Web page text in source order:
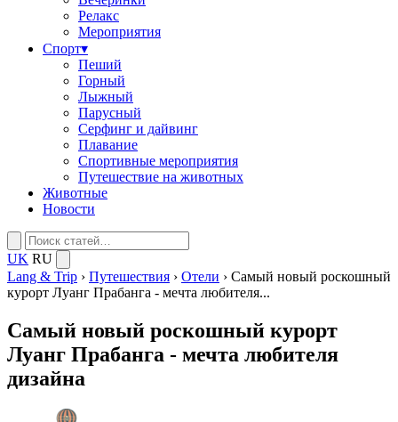
Релакс
Мероприятия
Спорт▾
Пеший
Горный
Лыжный
Парусный
Серфинг и дайвинг
Плавание
Спортивные мероприятия
Путешествие на животных
Животные
Новости
UK RU
Lang & Trip › Путешествия › Отели › Самый новый роскошный
курорт Луанг Прабанга - мечта любителя...
Самый новый роскошный курорт
Луанг Прабанга - мечта любителя
дизайна